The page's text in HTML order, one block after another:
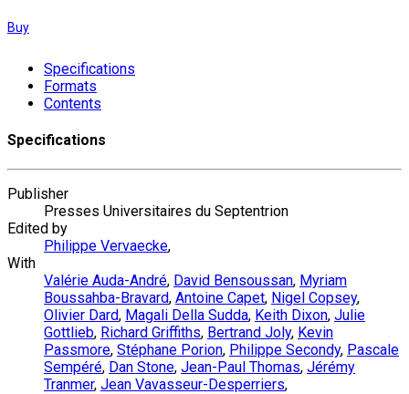
Buy
Specifications
Formats
Contents
Specifications
Publisher
Presses Universitaires du Septentrion
Edited by
Philippe Vervaecke,
With
Valérie Auda-André, David Bensoussan, Myriam
Boussahba-Bravard, Antoine Capet, Nigel Copsey,
Olivier Dard, Magali Della Sudda, Keith Dixon, Julie
Gottlieb, Richard Griffiths, Bertrand Joly, Kevin
Passmore, Stéphane Porion, Philippe Secondy, Pascale
Sempéré, Dan Stone, Jean-Paul Thomas, Jérémy
Tranmer, Jean Vavasseur-Desperriers,